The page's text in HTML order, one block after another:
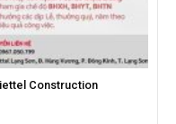
Construction